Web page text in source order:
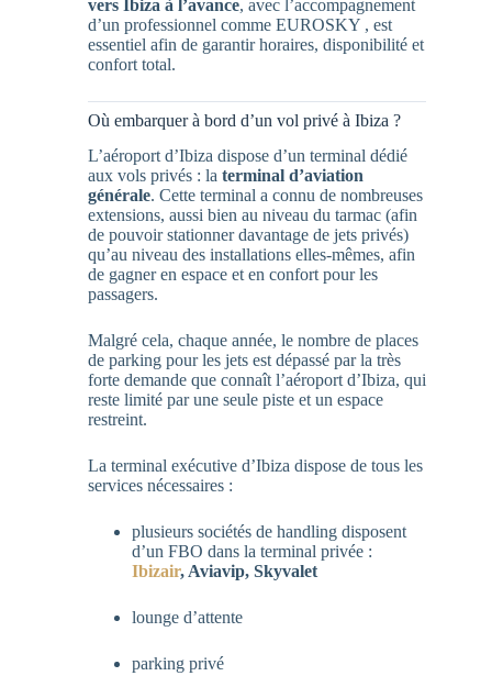
vers Ibiza à l’avance, avec l’accompagnement
d’un professionnel comme EUROSKY , est
essentiel afin de garantir horaires, disponibilité et
confort total.
Où embarquer à bord d’un vol privé à Ibiza ?
L’aéroport d’Ibiza dispose d’un terminal dédié
aux vols privés : la terminal d’aviation
générale. Cette terminal a connu de nombreuses
extensions, aussi bien au niveau du tarmac (afin
de pouvoir stationner davantage de jets privés)
qu’au niveau des installations elles-mêmes, afin
de gagner en espace et en confort pour les
passagers.
Malgré cela, chaque année, le nombre de places
de parking pour les jets est dépassé par la très
forte demande que connaît l’aéroport d’Ibiza, qui
reste limité par une seule piste et un espace
restreint.
La terminal exécutive d’Ibiza dispose de tous les
services nécessaires :
plusieurs sociétés de handling disposent
d’un FBO dans la terminal privée :
Ibizair, Aviavip, Skyvalet
lounge d’attente
parking privé